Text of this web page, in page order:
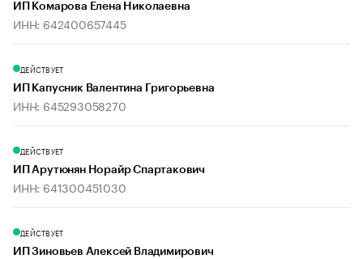
ИП Комарова Елена Николаевна
ИНН: 642400657445
ДЕЙСТВУЕТ
ИП Капусник Валентина Григорьевна
ИНН: 645293058270
ДЕЙСТВУЕТ
ИП Арутюнян Норайр Спартакович
ИНН: 641300451030
ДЕЙСТВУЕТ
ИП Зиновьев Алексей Владимирович